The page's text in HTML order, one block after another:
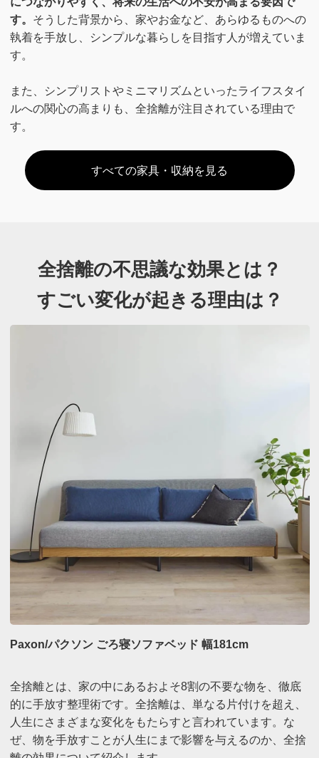
す。 そうした背景から、家やお金など、あらゆるものへの
執着を手放し、シンプルな暮らしを目指す人が増えていま
す。
また、シンプリストやミニマリズムといったライフスタイ
ルへの関心の高まりも、全捨離が注目されている理由で
す。
すべての家具・収納を見る
全捨離の不思議な効果とは？
すごい変化が起きる理由は？
Paxon/パクソン ごろ寝ソファベッド 幅181cm
全捨離とは、家の中にあるおよそ8割の不要な物を、徹底
的に手放す整理術です。全捨離は、単なる片付けを超え、
人生にさまざまな変化をもたらすと言われています。な
ぜ、物を手放すことが人生にまで影響を与えるのか、全捨